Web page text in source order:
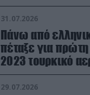
31.07.2026
Πάνω από
πέταξε για
2023 τουρκικό
29.07.2026